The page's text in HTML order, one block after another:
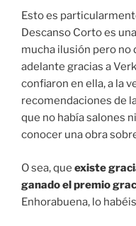
Esto es
Descanso Corto es
mucha ilusión pero no
adelante gracias a
confiaron en ella, a la
recomendaciones de
que no había salones
conocer una obra
O sea, que existe
ganado el premio
Enhorabuena, lo